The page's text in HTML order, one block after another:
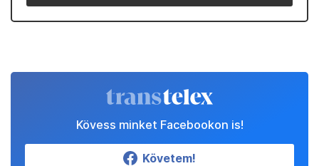
Kövess minket Facebookon is!
Követem!